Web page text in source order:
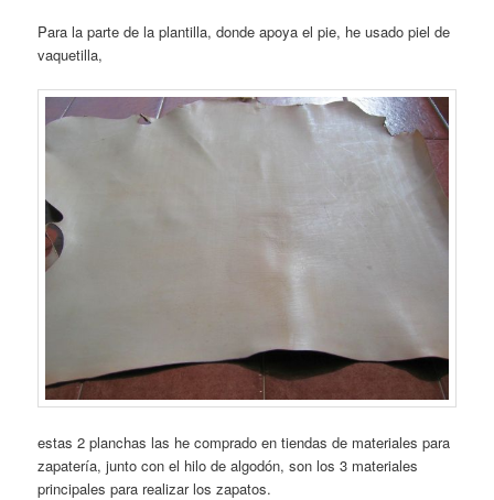
Para la parte de la plantilla, donde apoya el pie, he usado piel de
vaquetilla,
estas 2 planchas las he comprado en tiendas de materiales para
zapatería, junto con el hilo de algodón, son los 3 materiales
principales para realizar los zapatos.